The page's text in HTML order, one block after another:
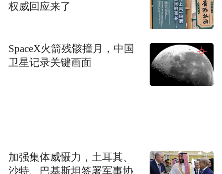
权威回应来了
SpaceX火箭残骸撞月，中国
卫星记录关键画面
加强集体威慑力，土耳其、
沙特、巴基斯坦签署军事协